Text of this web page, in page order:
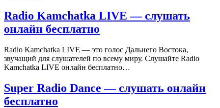
Radio Kamchatka LIVE — слушать
онлайн бесплатно
Radio Kamchatka LIVE — это голос Дальнего Востока,
звучащий для слушателей по всему миру. Слушайте Radio
Kamchatka LIVE онлайн бесплатно…
Super Radio Dance — слушать онлайн
бесплатно